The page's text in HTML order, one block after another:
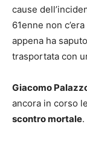
cause
61enne non
appena ha
trasportata con
Giacomo
ancora in corso
scontro mortale.